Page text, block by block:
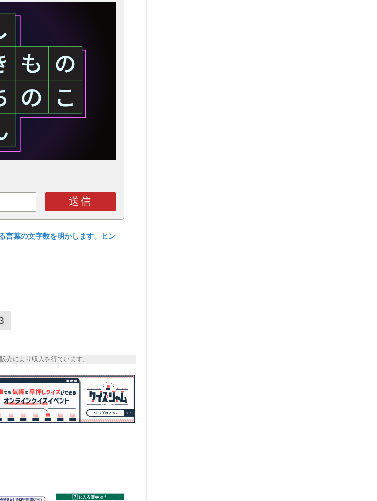
送信
言葉の文字数を明かします。ヒン
3
売により収入を得ています。